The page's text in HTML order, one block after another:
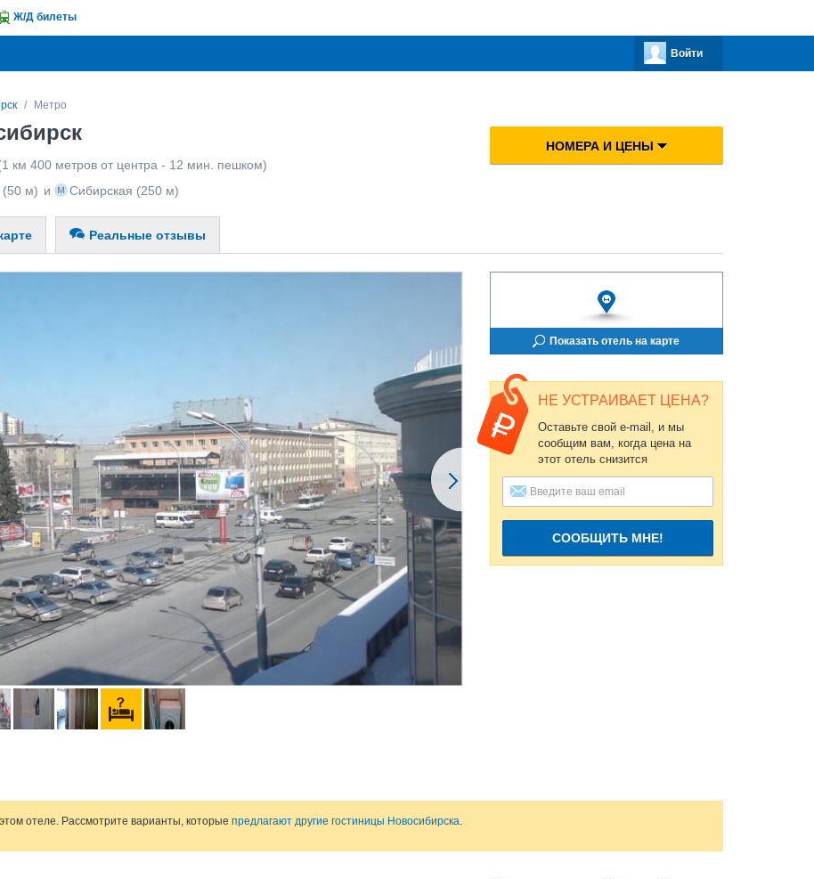
Ж/Д билеты
Войти
Метро
км 400 метров от центра - 12 мин. пешком)
(50 м) и Сибирская (250 м)
НОМЕРА И ЦЕНЫ
Реальные отзывы
Показать отель на карте
НЕ УСТРАИВАЕТ ЦЕНА?
Оставьте свой e-mail, и мы
сообщим вам, когда цена на
этот отель снизится
СООБЩИТЬ МНЕ!
отеле. Рассмотрите варианты, которые предлагают другие гостиницы Новосибирска.